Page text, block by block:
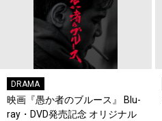
DRAMA
映画『愚か者のブルース』 Blu-
ray・DVD発売記念 オリジナル